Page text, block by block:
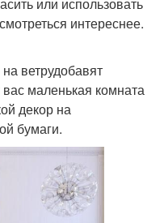
интереснее.
ветрудобавят
маленькая комната
декор на
бумаги.